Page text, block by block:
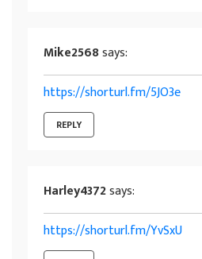
Mike2568says:
https://shorturl.fm/5JO3e
REPLY
Harley4372says:
https://shorturl.fm/YvSxU